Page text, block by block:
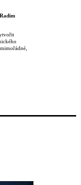
lásky a
a masky.
Sada,